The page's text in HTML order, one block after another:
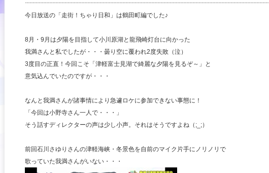
今日放送の「走街！ちゃり日和」は鶴田町編でした♪
8月・9月は夕陽を目指して小川原湖と龍飛崎灯台に向かった
我満さんと私でしたが・・・曇り空に覆われ2度失敗（泣）
3度目の正直！今回こそ「津軽富士見湖で綺麗な夕陽を見るぞ～」と
意気込んでいたのですが・・・
なんと我満さんが諸事情により急遽ロケに参加できない事態に！
「今回は小野寺さん一人で・・・」
そう話すディレクターの声は少し小声。それはそうですよね（;_;）
前回石川さゆりさんの津軽海峡・冬景色を自前のマイク片手にノリノリで
歌っていた我満さんがいない・・・